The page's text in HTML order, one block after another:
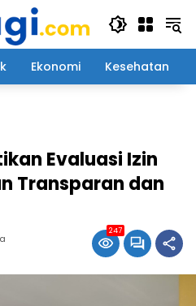
Ekonomi Kesehatan
Evaluasi Izin
Transparan dan
247